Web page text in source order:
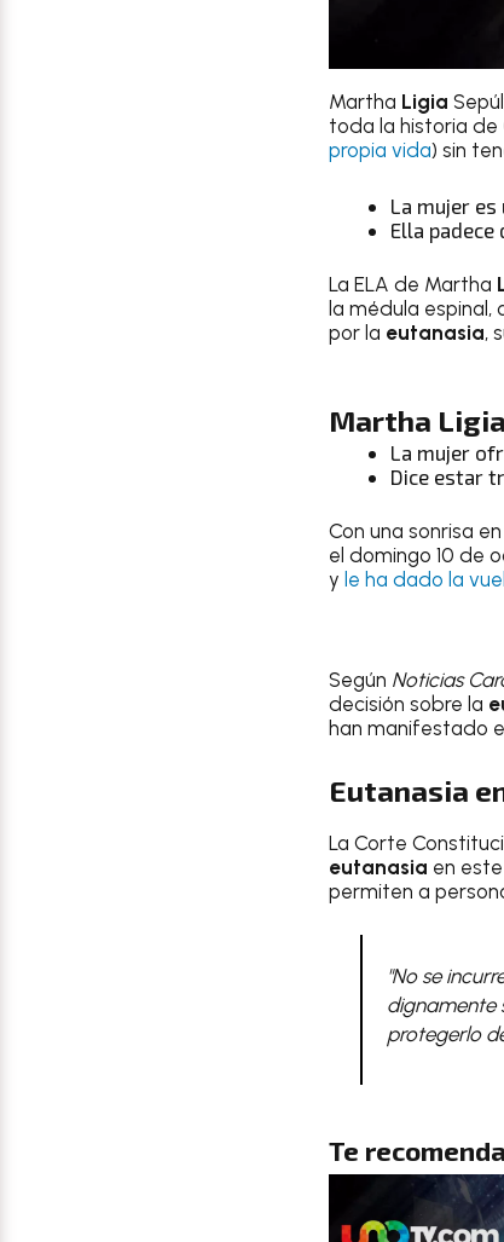
Martha Ligia
toda la historia de
propia vida) sin
La mujer
Ella
La ELA de Martha
la médula espinal,
por la eutanasia,
Martha Ligia
La mujer
Dice estar
Con una sonrisa
el domingo 10 de
y le ha dado la
Según Noticias
decisión sobre la
han manifestado
Eutanasia
La Corte
eutanasia en
permiten a
"No se
dignamente
protegerlo
Te